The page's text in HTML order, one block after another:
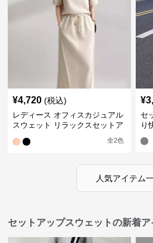
¥4,720 (税込)
レディース オフィスカジュアル
スウェット リラックスセットア
全2色
¥
セ
り
人気アイテム
セットアップスウェットの新着ア